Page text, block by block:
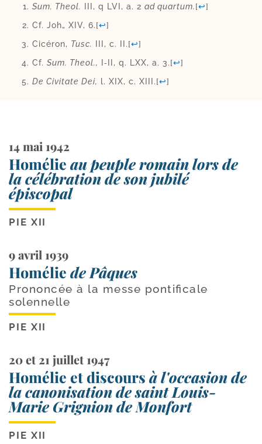
Sum. Theol. III, q LVI, a. 2 ad quar­tum.[↩]
Cf. Joh„ XIV, 6.[↩]
Cicéron, Tusc. III, c. II.[↩]
Cf. Sum. Theol., I‑II, q. LXX, a. 3.[↩]
De Civitate Dei, l. XIX, c. XIII.[↩]
14 mai 1942
Homélie au peuple romain lors de
la célébration de son jubilé
épiscopal
PIE XII
9 avril 1939
Homélie de Pâques
Prononcée à la messe pontificale
solennelle
PIE XII
20 et 21 juillet 1947
Homélie et discours à l'occasion de
la canonisation de saint Louis-
Marie Grignion de Monfort
PIE XII